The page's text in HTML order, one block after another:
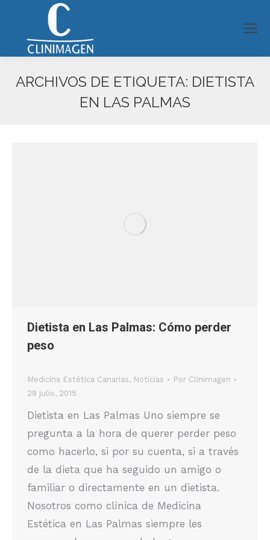
ARCHIVOS DE ETIQUETA: DIETISTA
EN LAS PALMAS
Dietista en Las Palmas: Cómo perder
peso
Medicina Estética Canarias, Noticias Por Clinimagen
29 julio, 2015
Dietista en Las Palmas Uno siempre se
pregunta a la hora de querer perder peso
como hacerlo, si por su cuenta, si a través
de la dieta que ha seguido un amigo o
familiar o directamente en un dietista.
Nosotros como clínica de Medicina
Estética en Las Palmas siempre les